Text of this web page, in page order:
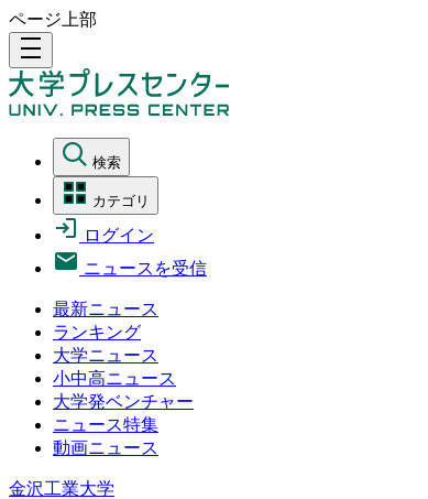
ページ上部
density_medium
検索
カテゴリ
ログイン
ニュースを受信
最新ニュース
ランキング
大学ニュース
小中高ニュース
大学発ベンチャー
ニュース特集
動画ニュース
金沢工業大学